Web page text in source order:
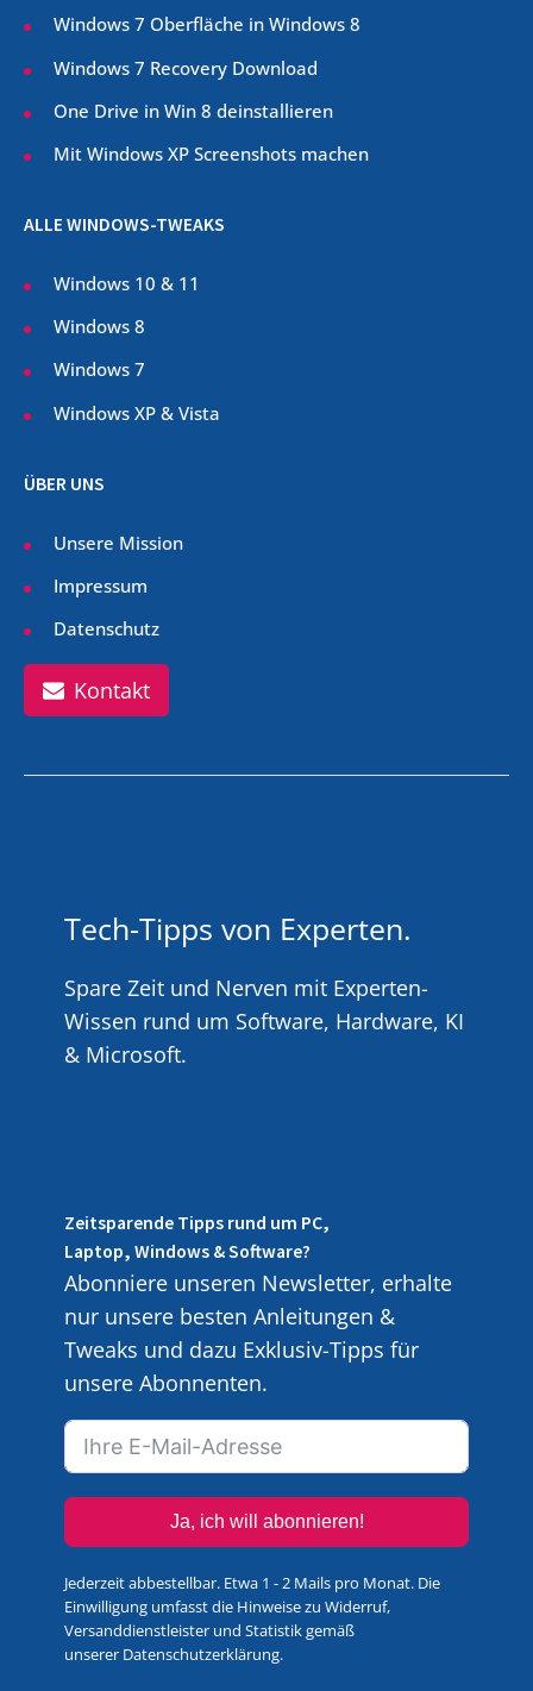
Windows 7 Oberfläche in Windows 8
Windows 7 Recovery Download
One Drive in Win 8 deinstallieren
Mit Windows XP Screenshots machen
ALLE WINDOWS-TWEAKS
Windows 10 & 11
Windows 8
Windows 7
Windows XP & Vista
ÜBER UNS
Unsere Mission
Impressum
Datenschutz
Kontakt
Tech-Tipps von Experten.
Spare Zeit und Nerven mit Experten-
Wissen rund um Software, Hardware, KI
& Microsoft.
Zeitsparende Tipps rund um PC,
Laptop, Windows & Software?
Abonniere unseren Newsletter, erhalte
nur unsere besten Anleitungen &
Tweaks und dazu Exklusiv-Tipps für
unsere Abonnenten.
Ja, ich will abonnieren!
Jederzeit abbestellbar. Etwa 1 - 2 Mails pro Monat. Die
Einwilligung umfasst die Hinweise zu Widerruf,
Versanddienstleister und Statistik gemäß
unserer Datenschutzerklärung.